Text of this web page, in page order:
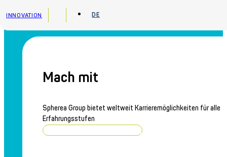
Zum Hauptinhalt springen Zum Footer springen
INNOVATION DE
Mach mit
Spherea Group bietet weltweit Karrieremöglichkeiten für alle
Erfahrungsstufen
Stellenangebote durchsuchen